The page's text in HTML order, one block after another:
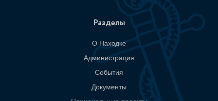
Разделы
О Находке
Администрация
События
Документы